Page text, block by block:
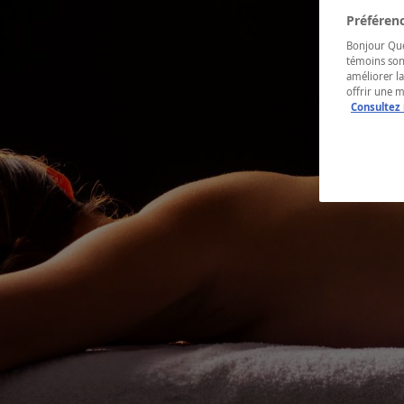
Bonjour
témoins
améliorer
offrir une